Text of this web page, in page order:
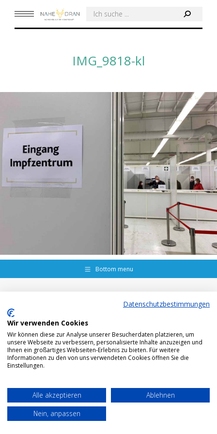
Search:
IMG_9818-kl
Bottom menu
Datenschutzbestimmungen
Wir verwenden Cookies
Wir können diese zur Analyse unserer Besucherdaten platzieren, um
unsere Webseite zu verbessern, personalisierte Inhalte anzuzeigen und
Ihnen ein großartiges Webseiten-Erlebnis zu bieten. Für weitere
Informationen zu den von uns verwendeten Cookies öffnen Sie die
Einstellungen.
Alle akzeptieren
Ablehnen
Nein, anpassen